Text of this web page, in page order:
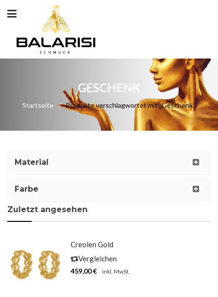
GESCHENK
Startseite / Produkte verschlagwortet mit „Geschenk“
Material
Farbe
Zuletzt angesehen
Creolen Gold
Herzen
Vergleichen
459,00€ inkl. MwSt.